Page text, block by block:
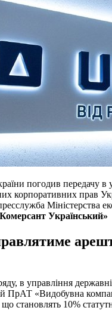
погодив передачу в
корпоративних прав
Міністерства
Український»
в управління
ПрАТ «Видобувна
становлять 10%